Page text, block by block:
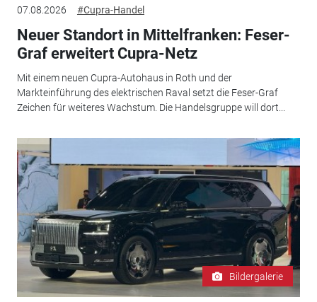
07.08.2026 #Cupra-Handel
Neuer Standort in Mittelfranken: Feser-
Graf erweitert Cupra-Netz
Mit einem neuen Cupra-Autohaus in Roth und der
Markteinführung des elektrischen Raval setzt die Feser-Graf
Zeichen für weiteres Wachstum. Die Handelsgruppe will dort...
Bildergalerie